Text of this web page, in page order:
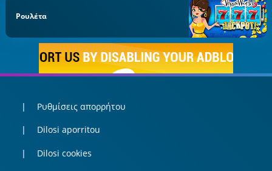
Ρουλέτα
Ρυθμίσεις απορρήτου
Dilosi aporritou
Dilosi cookies